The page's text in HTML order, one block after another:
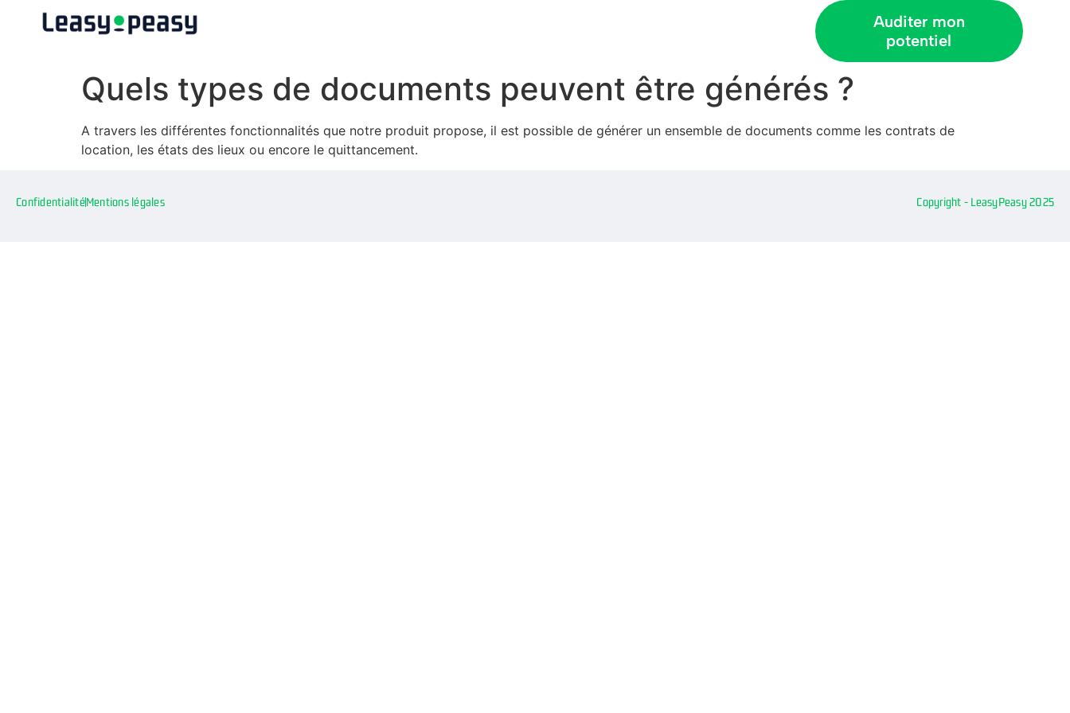
Auditer mon
potentiel
Quels types de documents peuvent être générés ?
A travers les différentes fonctionnalités que notre produit propose, il est possible de générer un ensemble de documents comme les contrats de
location, les états des lieux ou encore le quittancement.
ConfidentialitéMentions légales Copyright - LeasyPeasy 2025